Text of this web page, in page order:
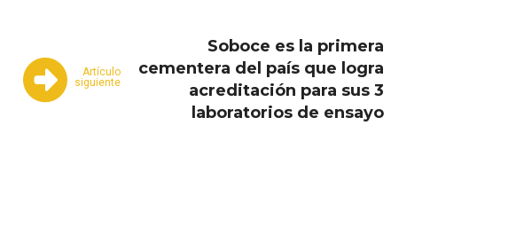
Artículo
siguiente
Soboce es la primera
cementera del país que logra
acreditación para sus 3
laboratorios de ensayo